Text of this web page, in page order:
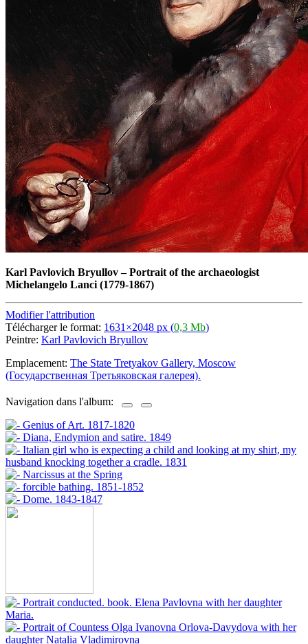
Karl Pavlovich Bryullov–Portrait of the archaeologist
Michelangelo Lanci (1779-1867)
Modifier l'attribution
Télécharger le format: 1631×2048 px (0,3 Mb)
Peintre: Karl Pavlovich Bryullov
Emplacement: The State Tretyakov Gallery, Moscow
(Государственная Третьяковская галерея).
Navigation dans l'album: